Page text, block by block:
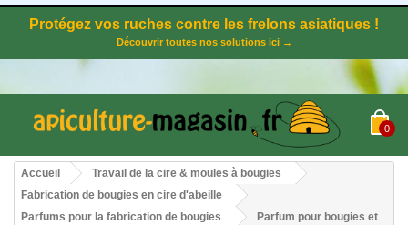
Protégez vos ruches contre les frelons asiatiques !
Découvrir toutes nos solutions ici →
0
Accueil
Travail de la cire & moules à bougies
Fabrication de bougies en cire d'abeille
Parfums pour la fabrication de bougies
Parfum pour bougies et